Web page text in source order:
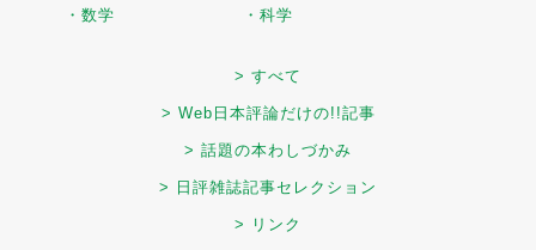
・数学
・科学
> すべて
> Web日本評論だけの!!記事
> 話題の本わしづかみ
> 日評雑誌記事セレクション
> リンク